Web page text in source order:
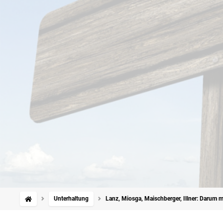
Unterhaltung Lanz, Miosga, Maischberger, Illner: Darum